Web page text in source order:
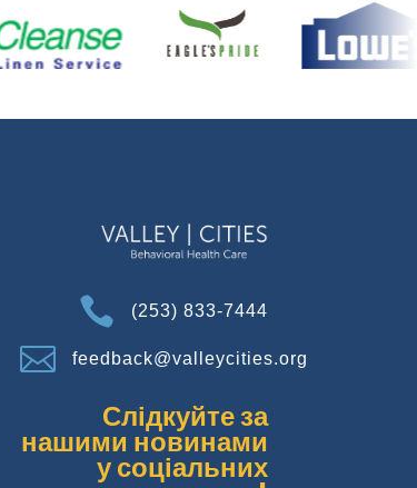
 (253) 833-7444
 feedback@valleycities.org
Слідкуйте за
нашими новинами
у соціальних